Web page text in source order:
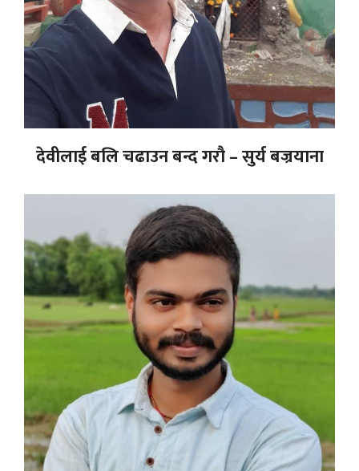
देवीलाई बलि चढाउन बन्द गरौ – सुर्य बज्रयाना